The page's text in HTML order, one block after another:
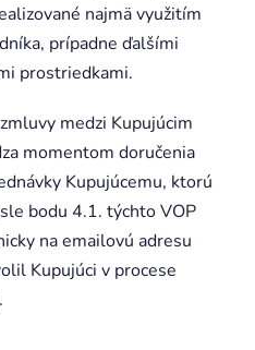
najmä využitím
prípadne ďalšími
prostriedkami.
medzi Kupujúcim
momentom doručenia
Kupujúcemu, ktorú
bodu 4.1. týchto VOP
na emailovú adresu
Kupujúci v procese